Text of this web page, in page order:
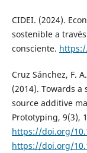
CIDEI. (2024).
sostenible a
consciente.
Cruz Sánchez, F.
(2014). Towards
source additive
Prototyping, 9(3),
https://doi.org/
https://doi.org/